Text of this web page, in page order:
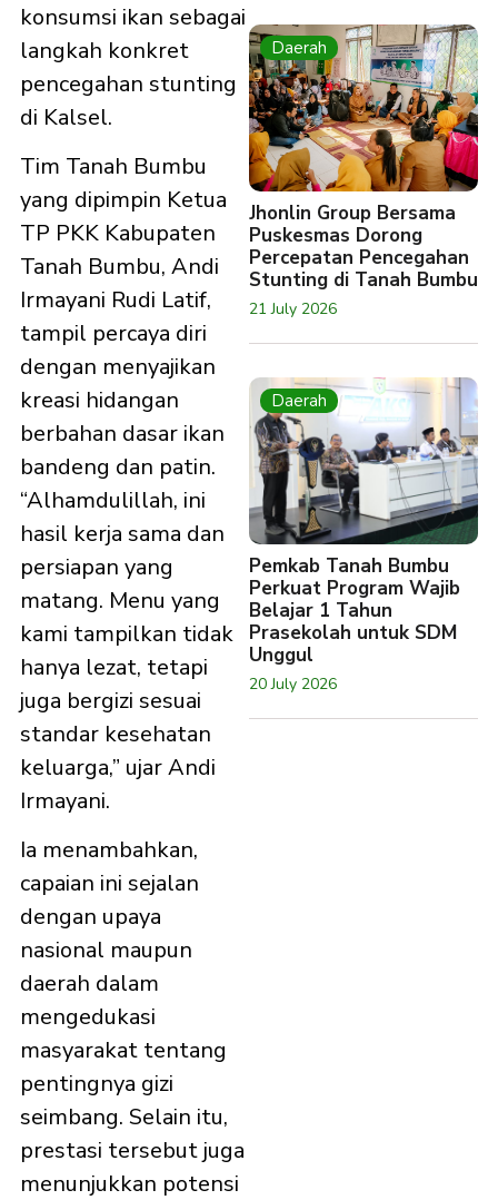
konsumsi ikan sebagai
langkah konkret
pencegahan stunting
di Kalsel.
Tim Tanah Bumbu
yang dipimpin Ketua
TP PKK Kabupaten
Tanah Bumbu, Andi
Irmayani Rudi Latif,
tampil percaya diri
dengan menyajikan
kreasi hidangan
berbahan dasar ikan
bandeng dan patin.
“Alhamdulillah, ini
hasil kerja sama dan
persiapan yang
matang. Menu yang
kami tampilkan tidak
hanya lezat, tetapi
juga bergizi sesuai
standar kesehatan
keluarga,” ujar Andi
Irmayani.
Ia menambahkan,
capaian ini sejalan
dengan upaya
nasional maupun
daerah dalam
mengedukasi
masyarakat tentang
pentingnya gizi
seimbang. Selain itu,
prestasi tersebut juga
menunjukkan potensi
Daerah
Jhonlin Group Bersama
Puskesmas Dorong
Percepatan Pencegahan
Stunting di Tanah Bumbu
21 July 2026
Daerah
Pemkab Tanah Bumbu
Perkuat Program Wajib
Belajar 1 Tahun
Prasekolah untuk SDM
Unggul
20 July 2026